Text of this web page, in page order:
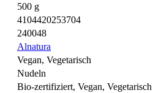
500 g
4104420253704
240048
Alnatura
Vegan, Vegetarisch
Nudeln
Bio-zertifiziert, Vegan, Vegetarisch